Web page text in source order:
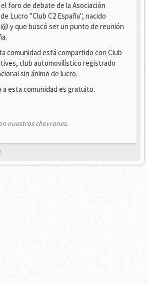
foro de debate de la Asociación
Lucro "Club C2 España", nacido
y que buscó ser un punto de reunión
comunidad está compartido con Club
club automovilístico registrado
sin ánimo de lucro.
a esta comunidad es gratuito.
nuestros chevrones.